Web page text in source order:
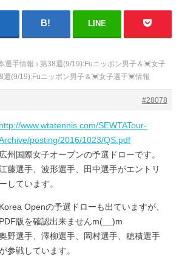
LINE
選手情報 › 第38週(9/19):Fuニッポン男子＆💓女子
週(9/19):Fuニッポン男子＆💓女子選手💓情報
#28078
http://www.wtatennis.com/SEWTATour-
posting/2016/1023/QS.pdf
広州国際女子オープンの予選ドローです。
藤選手、波形選手、田中選手がエントリ
ーしています。
Korea Openの予選ドローも出ていますが、
PDF版を確認出来ませんm(__)m
野選手、澤柳選手、岡村選手、穂積選手
参戦しています。